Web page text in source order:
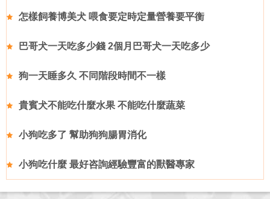
怎樣飼養博美犬 喂食要定時定量營養要平衡
巴哥犬一天吃多少錢 2個月巴哥犬一天吃多少
狗一天睡多久 不同階段時間不一樣
貴賓犬不能吃什麼水果 不能吃什麼蔬菜
小狗吃多了 幫助狗狗腸胃消化
小狗吃什麼 最好咨詢經驗豐富的獸醫專家